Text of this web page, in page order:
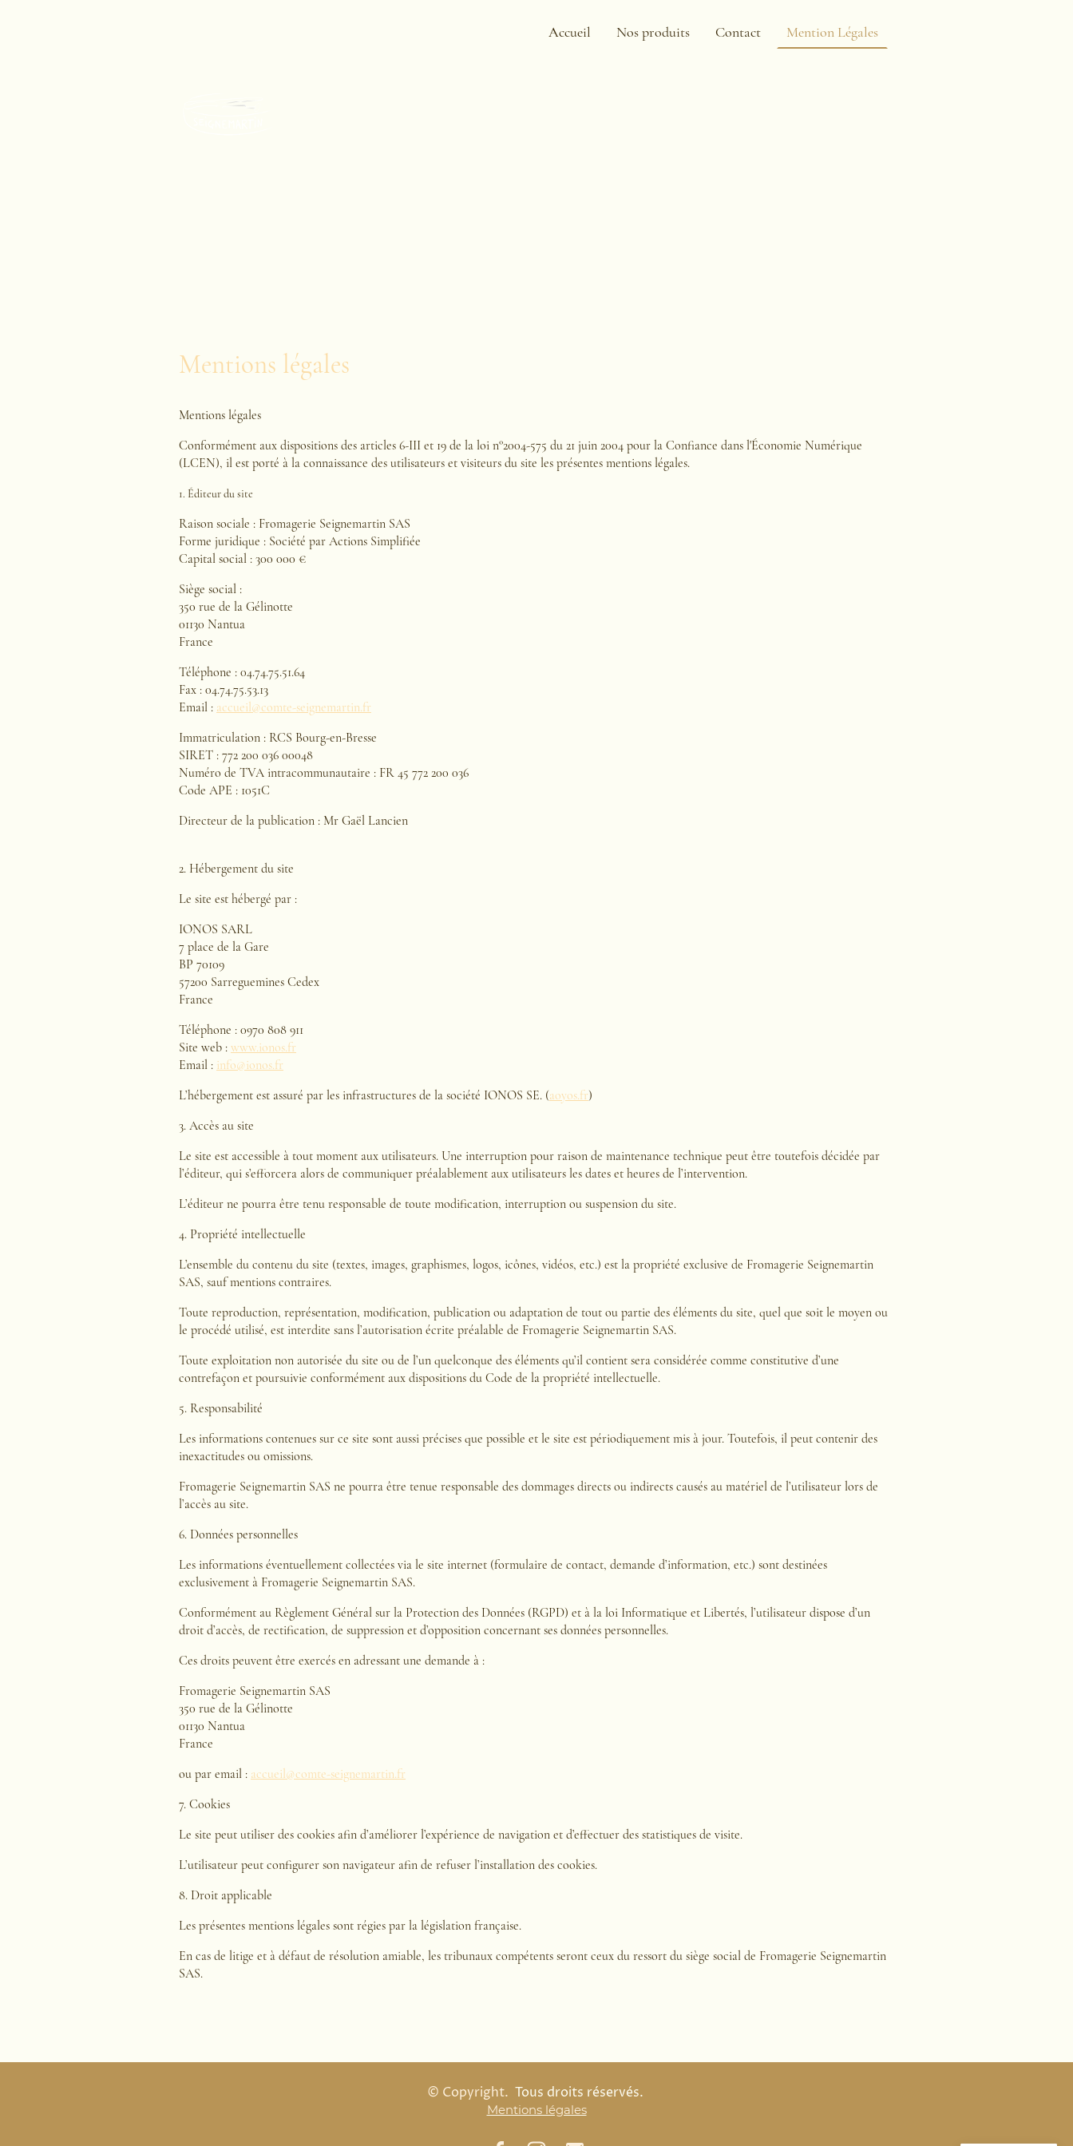
Accueil Nos produits Contact Mention Légales
Mentions légales
Mentions légales
Conformément aux dispositions des articles 6-III et 19 de la loi n°2004-575 du 21 juin 2004 pour la Confiance dans l'Économie Numérique
(LCEN), il est porté à la connaissance des utilisateurs et visiteurs du site les présentes mentions légales.
1. Éditeur du site
Raison sociale : Fromagerie Seignemartin SAS
Forme juridique : Société par Actions Simplifiée
Capital social : 300 000 €
Siège social :
350 rue de la Gélinotte
01130 Nantua
France
Téléphone : 04.74.75.51.64
Fax : 04.74.75.53.13
Email : accueil@comte-seignemartin.fr
Immatriculation : RCS Bourg-en-Bresse
SIRET : 772 200 036 00048
Numéro de TVA intracommunautaire : FR 45 772 200 036
Code APE : 1051C
Directeur de la publication : Mr Gaël Lancien
2. Hébergement du site
Le site est hébergé par :
IONOS SARL
7 place de la Gare
BP 70109
57200 Sarreguemines Cedex
France
Téléphone : 0970 808 911
Site web : www.ionos.fr
Email : info@ionos.fr
L’hébergement est assuré par les infrastructures de la société IONOS SE. (aoyos.fr)
3. Accès au site
Le site est accessible à tout moment aux utilisateurs. Une interruption pour raison de maintenance technique peut être toutefois décidée par
l’éditeur, qui s’efforcera alors de communiquer préalablement aux utilisateurs les dates et heures de l’intervention.
L’éditeur ne pourra être tenu responsable de toute modification, interruption ou suspension du site.
4. Propriété intellectuelle
L’ensemble du contenu du site (textes, images, graphismes, logos, icônes, vidéos, etc.) est la propriété exclusive de Fromagerie Seignemartin
SAS, sauf mentions contraires.
Toute reproduction, représentation, modification, publication ou adaptation de tout ou partie des éléments du site, quel que soit le moyen ou
le procédé utilisé, est interdite sans l’autorisation écrite préalable de Fromagerie Seignemartin SAS.
Toute exploitation non autorisée du site ou de l’un quelconque des éléments qu’il contient sera considérée comme constitutive d’une
contrefaçon et poursuivie conformément aux dispositions du Code de la propriété intellectuelle.
5. Responsabilité
Les informations contenues sur ce site sont aussi précises que possible et le site est périodiquement mis à jour. Toutefois, il peut contenir des
inexactitudes ou omissions.
Fromagerie Seignemartin SAS ne pourra être tenue responsable des dommages directs ou indirects causés au matériel de l’utilisateur lors de
l’accès au site.
6. Données personnelles
Les informations éventuellement collectées via le site internet (formulaire de contact, demande d’information, etc.) sont destinées
exclusivement à Fromagerie Seignemartin SAS.
Conformément au Règlement Général sur la Protection des Données (RGPD) et à la loi Informatique et Libertés, l’utilisateur dispose d’un
droit d’accès, de rectification, de suppression et d’opposition concernant ses données personnelles.
Ces droits peuvent être exercés en adressant une demande à :
Fromagerie Seignemartin SAS
350 rue de la Gélinotte
01130 Nantua
France
ou par email : accueil@comte-seignemartin.fr
7. Cookies
Le site peut utiliser des cookies afin d’améliorer l’expérience de navigation et d’effectuer des statistiques de visite.
L’utilisateur peut configurer son navigateur afin de refuser l’installation des cookies.
8. Droit applicable
Les présentes mentions légales sont régies par la législation française.
En cas de litige et à défaut de résolution amiable, les tribunaux compétents seront ceux du ressort du siège social de Fromagerie Seignemartin
SAS.
© Copyright. Tous droits réservés.
Mentions légales